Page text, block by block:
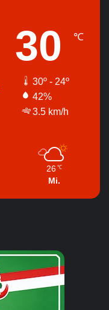
30 ℃
30º - 24º
42%
3.5 km/h
26 ℃
Mi.